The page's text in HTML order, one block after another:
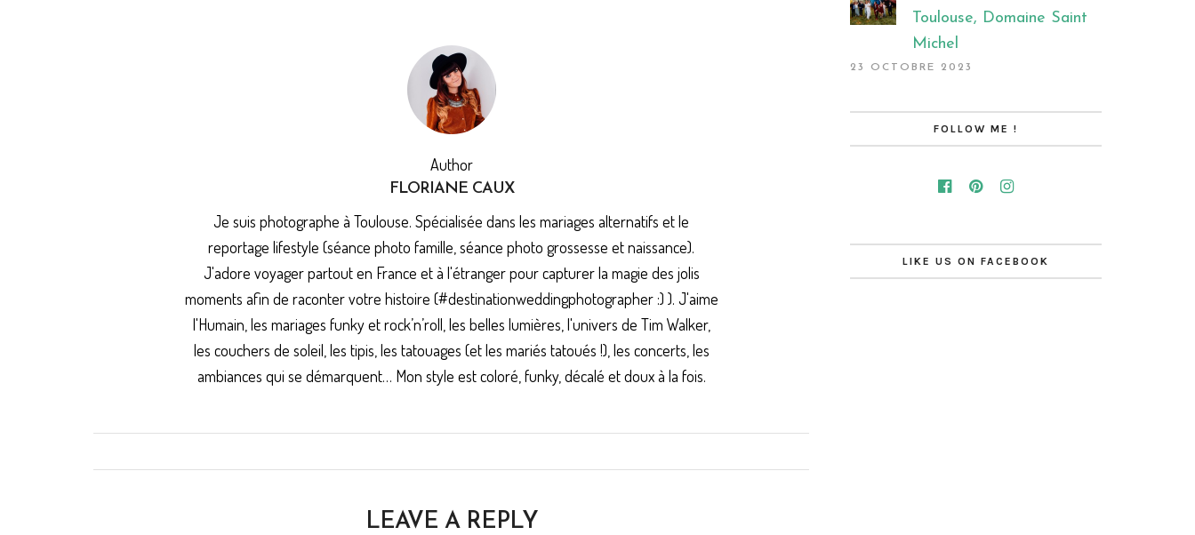
Author
FLORIANE CAUX
Je suis photographe à Toulouse. Spécialisée dans les mariages alternatifs et le
reportage lifestyle (séance photo famille, séance photo grossesse et naissance).
J'adore voyager partout en France et à l'étranger pour capturer la magie des jolis
moments afin de raconter votre histoire (#destinationweddingphotographer :) ). J'aime
l'Humain, les mariages funky et rock’n’roll, les belles lumières, l'univers de Tim Walker,
les couchers de soleil, les tipis, les tatouages (et les mariés tatoués !), les concerts, les
ambiances qui se démarquent… Mon style est coloré, funky, décalé et doux à la fois.
LEAVE A REPLY
Toulouse, Domaine Saint
Michel
23 OCTOBRE 2023
FOLLOW ME !
LIKE US ON FACEBOOK